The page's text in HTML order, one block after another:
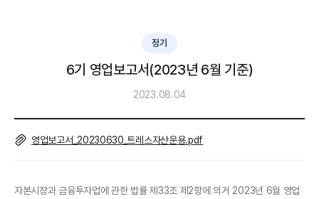
정기
6기 영업보고서(2023년 6월 기준)
2023.08.04
영업보고서_20230630_트레스자산운용.pdf
자본시장과 금융투자업에 관한 법률 제33조 제2항에 의거 2023년 6월 영업